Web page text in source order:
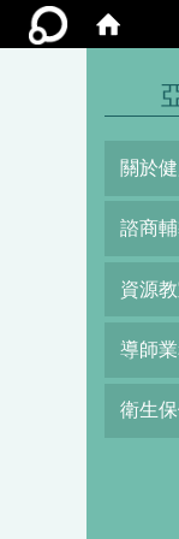
關於
諮商
資源
導師
衛生